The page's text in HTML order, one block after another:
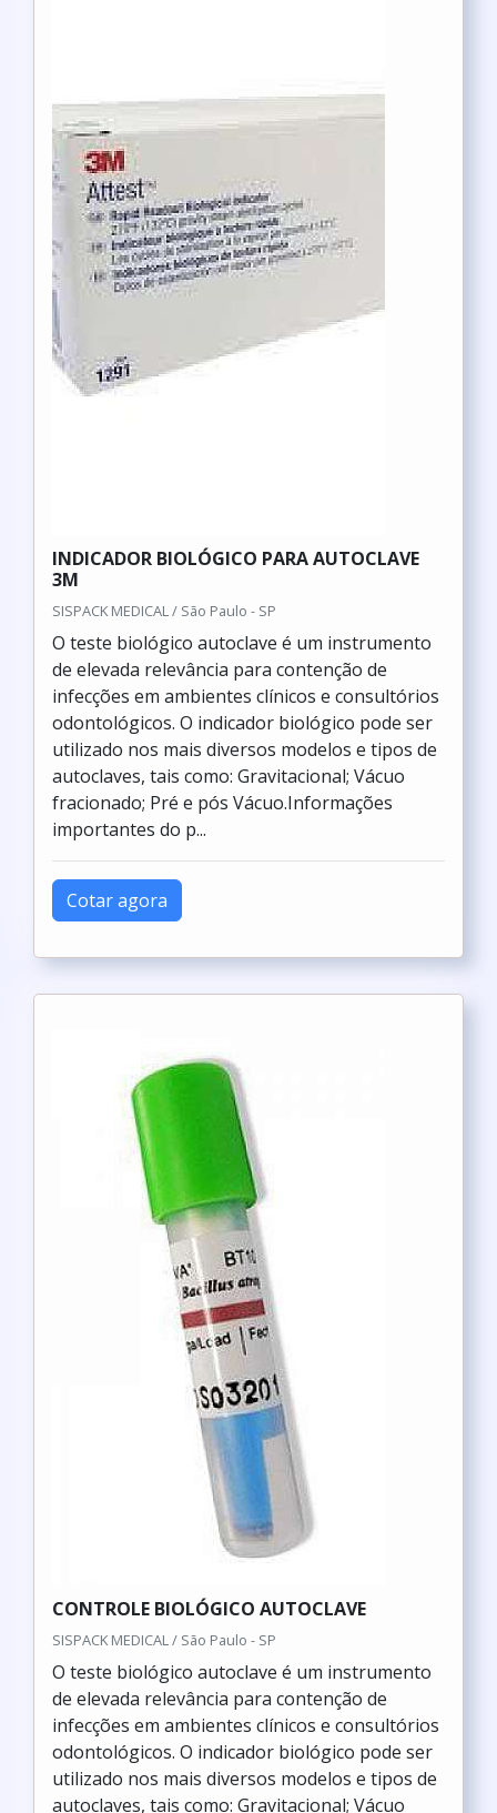
INDICADOR BIOLÓGICO PARA AUTOCLAVE
3M
SISPACK MEDICAL / São Paulo - SP
O teste biológico autoclave é um instrumento
de elevada relevância para contenção de
infecções em ambientes clínicos e consultórios
odontológicos. O indicador biológico pode ser
utilizado nos mais diversos modelos e tipos de
autoclaves, tais como: Gravitacional; Vácuo
fracionado; Pré e pós Vácuo.Informações
importantes do p...
Cotar agora
CONTROLE BIOLÓGICO AUTOCLAVE
SISPACK MEDICAL / São Paulo - SP
O teste biológico autoclave é um instrumento
de elevada relevância para contenção de
infecções em ambientes clínicos e consultórios
odontológicos. O indicador biológico pode ser
utilizado nos mais diversos modelos e tipos de
autoclaves, tais como: Gravitacional; Vácuo